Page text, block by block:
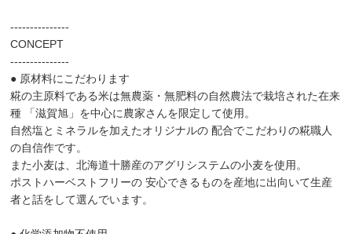
---------------
CONCEPT
---------------
● 原材料にこだわります
糀の主原料である米は無農薬・無肥料の自然農法で栽培された在来
種 「滋賀旭」を中心に農家さんを限定して使用。
自然塩とミネラルを加えたオリジナルの 配合でこだわりの糀職人
の自信作です。
また小麦は、北海道十勝産のアグリシステムの小麦を使用。
ポストハーベストフリーの 安心できるものを産地に出向いて生産
者と話をして選んでいます。